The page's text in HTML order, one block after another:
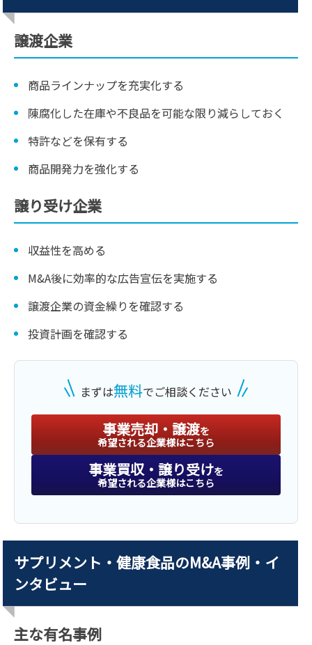
譲渡企業
商品ラインナップを充実化する
陳腐化した在庫や不良品を可能な限り減らしておく
特許などを保有する
商品開発力を強化する
譲り受け企業
収益性を高める
M&A後に効率的な広告宣伝を実施する
譲渡企業の資金繰りを確認する
投資計画を確認する
まずは無料でご相談ください
事業売却・譲渡を
希望される企業様はこちら
事業買収・譲り受けを
希望される企業様はこちら
サプリメント・健康食品のM&A事例・イ
ンタビュー
主な有名事例